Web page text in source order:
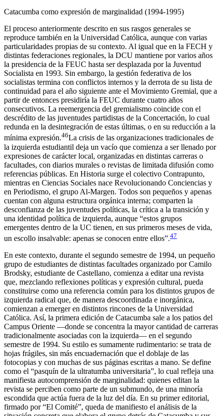
Catacumba como expresión de marginalidad (1994-1995)
El proceso anteriormente descrito en sus rasgos generales se
reproduce también en la Universidad Católica, aunque con varias
particularidades propias de su contexto. Al igual que en la FECH y
distintas federaciones regionales, la DCU mantiene por varios años
la presidencia de la FEUC hasta ser desplazada por la Juventud
Socialista en 1993. Sin embargo, la gestión federativa de los
socialistas termina con conflictos internos y la derrota de su lista de
continuidad para el año siguiente ante el Movimiento Gremial, que a
partir de entonces presidiría la FEUC durante cuatro años
consecutivos. La reemergencia del gremialismo coincide con el
descrédito de las juventudes partidistas de la Concertación, lo cual
redunda en la desintegración de estas últimas, o en su reducción a la
mínima expresión.46La crisis de las organizaciones tradicionales de
la izquierda estudiantil deja un vacío que comienza a ser llenado por
expresiones de carácter local, organizadas en distintas carreras o
facultades, con diarios murales o revistas de limitada difusión como
referencias públicas. En Historia surge el colectivo Contrapunto,
mientras en Ciencias Sociales nace Revolucionando Conciencias y
en Periodismo, el grupo Al-Margen. Todos son pequeños y apenas
cuentan con alguna estructura orgánica interna; comparten la
desconfianza de las juventudes políticas, la crítica a la transición y
una identidad política de izquierda, aunque “estos grupos
emergentes dentro de la UC tienen, en sus primeros meses de vida,
un escollo insalvable: apenas se conocen entre ellos”.47
En este contexto, durante el segundo semestre de 1994, un pequeño
grupo de estudiantes de distintas facultades organizado por Camilo
Brodsky, estudiante de Castellano, comienza a editar una revista
que, mezclando reflexiones políticas y expresión cultural, pueda
constituirse como una referencia común para los distintos grupos de
izquierda radical que, de manera descoordinada e inorgánica,
comienzan a emerger en distintos rincones de la Universidad
Católica. Así, la primera edición de Catacumba sale a los patios del
Campus Oriente —donde se concentra la mayor cantidad de carreras
tradicionalmente asociadas con la izquierda— en el segundo
semestre de 1994. Su estilo es sumamente rudimentario: se trata de
hojas frágiles, sin más encuadernación que el doblaje de las
fotocopias y con muchas de sus páginas escritas a mano. Se define
como el “pasquín de la ultratumba universitaria”, lo cual refleja una
manifiesta autocomprensión de marginalidad: quienes editan la
revista se perciben como parte de un submundo, de una minoría
escondida que actúa fuera de la luz del día. En su primer editorial,
firmado por “El Comité”, queda de manifiesto el análisis de la